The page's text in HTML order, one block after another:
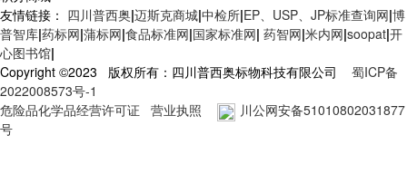
友情链接： 四川普西奥|迈斯克商城|中检所|EP、USP、JP标准查询网|博
普智库|药标网|蒲标网|食品标准网|国家标准网| 药智网|米内网|soopat|开
心图书馆|
Copyright ©2023 版权所有：四川普西奥标物科技有限公司 蜀ICP备
2022008573号-1
危险品化学品经营许可证
营业执照
川公网安备51010802031877
号